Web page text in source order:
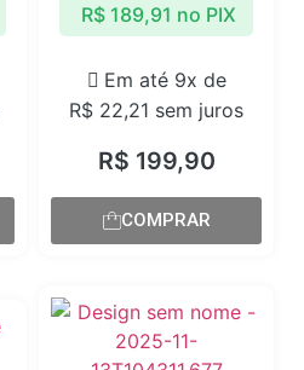
R$ 199,90
Em até 9x de
R$ 22,21 sem juros
R$ 189,91 no PIX
COMPRAR